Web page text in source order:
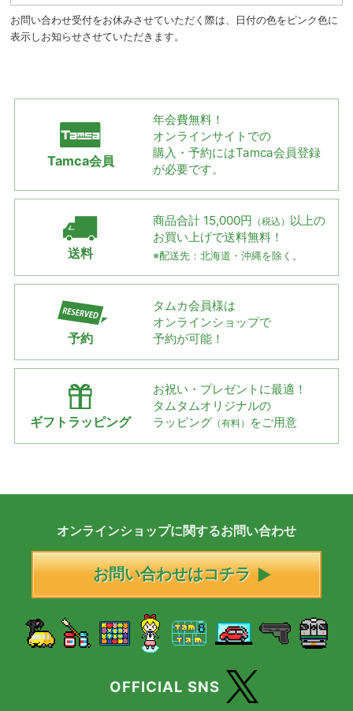
お問い合わせ受付をお休みさせていただく際は、日付の色をピンク色に
表示しお知らせさせていただきます。
Tamca会員
年会費無料！
オンラインサイトでの
購入・予約にはTamca会員登録
が必要です。
送料
商品合計 15,000円 （税込） 以上の
お買い上げで送料無料！
※配送先：北海道・沖縄を除く。
予約
タムカ会員様は
オンラインショップで
予約が可能！
ギフトラッピング
お祝い・プレゼントに最適！
タムタムオリジナルの
ラッピング （有料） をご用意
オンラインショップに関するお問い合わせ
お問い合わせはコチラ
OFFICIAL SNS